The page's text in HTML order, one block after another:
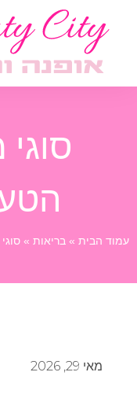
עמוד הבית » בריאות »
מאי 29, 2026